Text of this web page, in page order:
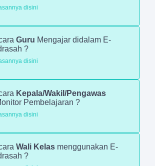
disini
Guru Mengajar didalam E-
?
disini
Kepala/Wakil/Pengawas
Pembelajaran ?
disini
Wali Kelas menggunakan E-
?